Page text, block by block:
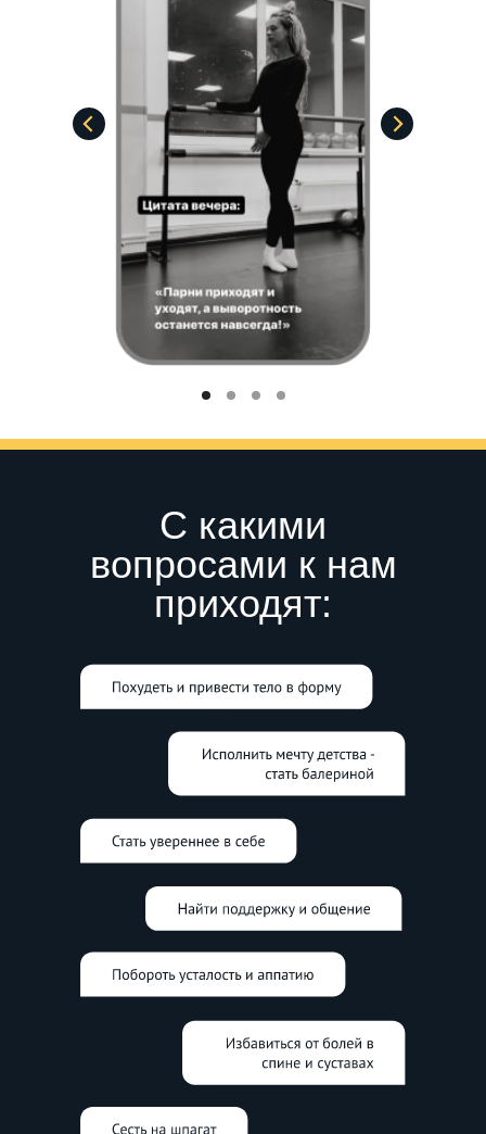
С какими
вопросами к нам
приходят: